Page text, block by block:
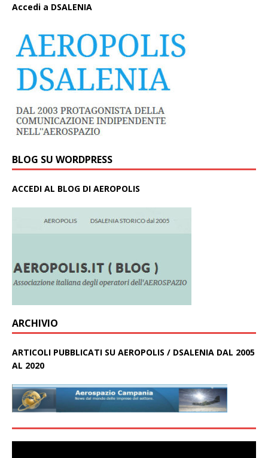
Accedi a DSALENIA
BLOG SU WORDPRESS
ACCEDI AL BLOG DI AEROPOLIS
ARCHIVIO
ARTICOLI PUBBLICATI SU AEROPOLIS / DSALENIA DAL 2005
AL 2020